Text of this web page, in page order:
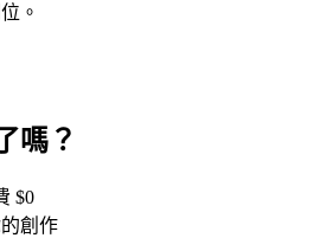
。
嗎？
$0
創作